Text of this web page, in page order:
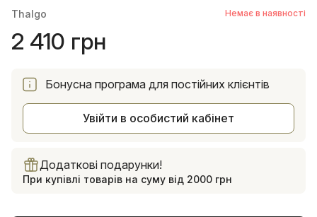
Thalgo
Немає в наявності
2 410 грн
Бонусна програма для постійних клієнтів
Увійти в особистий кабінет
Додаткові подарунки!
При купівлі товарів на суму від 2000 грн